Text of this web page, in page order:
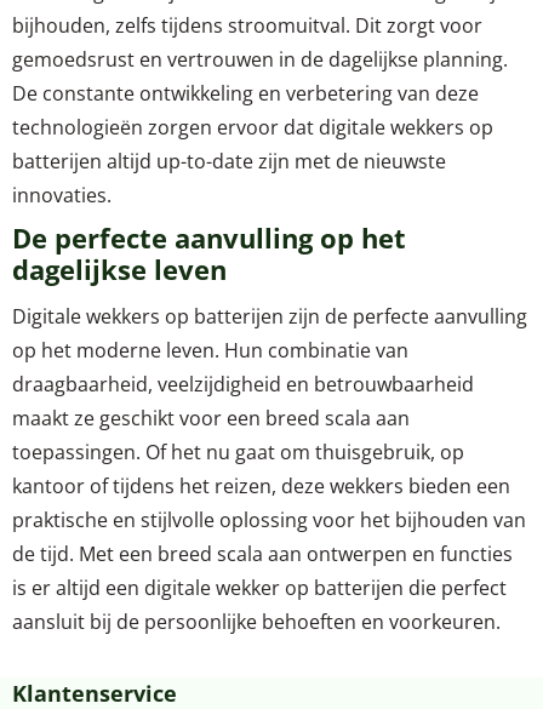
bijhouden, zelfs tijdens stroomuitval. Dit zorgt voor
gemoedsrust en vertrouwen in de dagelijkse planning.
De constante ontwikkeling en verbetering van deze
technologieën zorgen ervoor dat digitale wekkers op
batterijen altijd up-to-date zijn met de nieuwste
innovaties.
De perfecte aanvulling op het
dagelijkse leven
Digitale wekkers op batterijen zijn de perfecte aanvulling
op het moderne leven. Hun combinatie van
draagbaarheid, veelzijdigheid en betrouwbaarheid
maakt ze geschikt voor een breed scala aan
toepassingen. Of het nu gaat om thuisgebruik, op
kantoor of tijdens het reizen, deze wekkers bieden een
praktische en stijlvolle oplossing voor het bijhouden van
de tijd. Met een breed scala aan ontwerpen en functies
is er altijd een digitale wekker op batterijen die perfect
aansluit bij de persoonlijke behoeften en voorkeuren.
Klantenservice